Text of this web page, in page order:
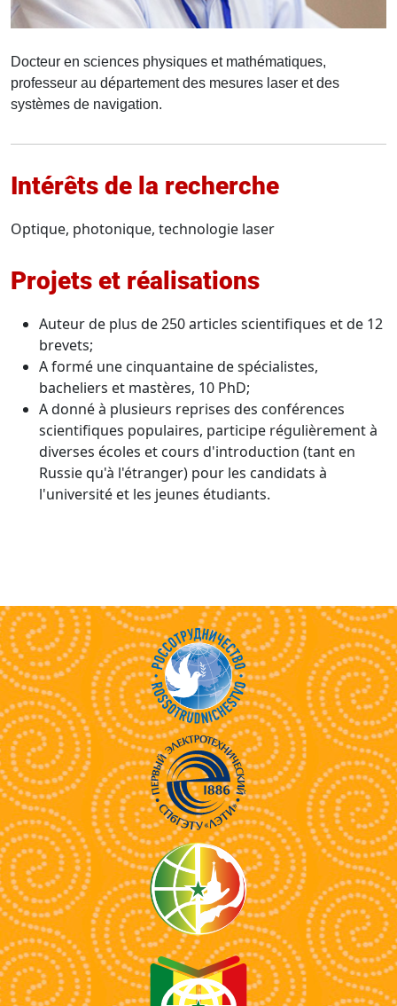
Docteur en sciences physiques et mathématiques,
professeur au département des mesures laser et des
systèmes de navigation.
Intérêts de la recherche
Optique, photonique, technologie laser
Projets et réalisations
Auteur de plus de 250 articles scientifiques et de 12
brevets;
A formé une cinquantaine de spécialistes,
bacheliers et mastères, 10 PhD;
A donné à plusieurs reprises des conférences
scientifiques populaires, participe régulièrement à
diverses écoles et cours d'introduction (tant en
Russie qu'à l'étranger) pour les candidats à
l'université et les jeunes étudiants.